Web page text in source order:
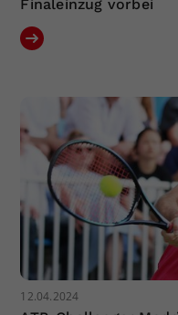
Finaleinzug vorbei
12.04.2024